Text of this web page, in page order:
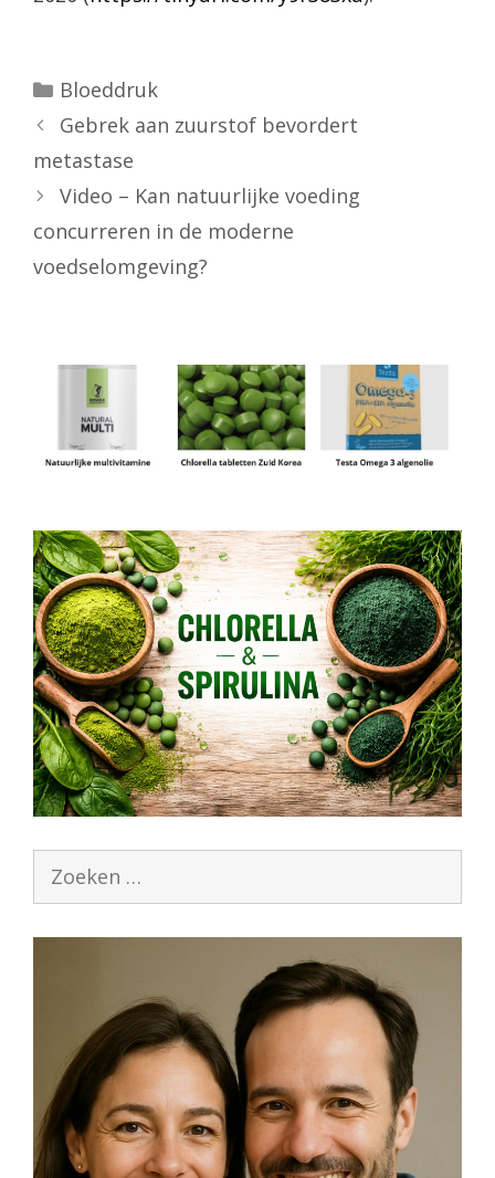
Categorieën
Bloeddruk
Gebrek aan zuurstof bevordert
metastase
Video – Kan natuurlijke voeding
concurreren in de moderne
voedselomgeving?
Zoek